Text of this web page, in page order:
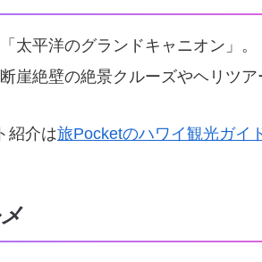
太平洋のグランドキャニオン」。
崖絶壁の絶景クルーズやヘリツア
紹介は旅Pocketのハワイ観光ガイ